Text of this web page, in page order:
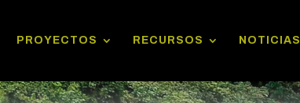
PROYECTOS RECURSOS NOTICIAS